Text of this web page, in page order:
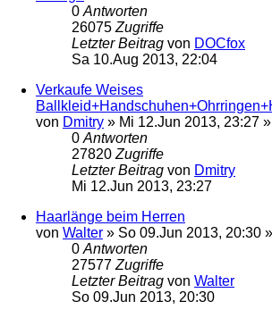
0 Antworten
26075 Zugriffe
Letzter Beitrag von DOCfox
Sa 10.Aug 2013, 22:04
Verkaufe Weises
von Dmitry » Mi 12.Jun 2013, 23:27
0 Antworten
27820 Zugriffe
Letzter Beitrag von Dmitry
Mi 12.Jun 2013, 23:27
Haarlänge beim Herren
von Walter » So 09.Jun 2013, 20:30
0 Antworten
27577 Zugriffe
Letzter Beitrag von Walter
So 09.Jun 2013, 20:30